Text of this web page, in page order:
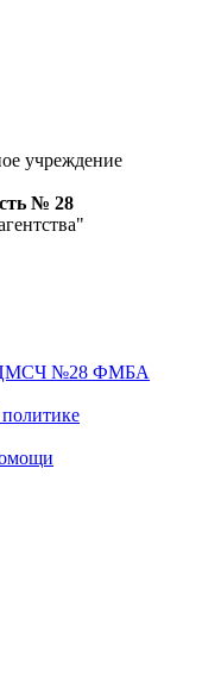
учреждение
№ 28
ЦМСЧ №28 ФМБА